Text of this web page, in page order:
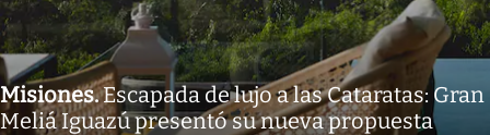
Misiones.Escapada de lujo a las Cataratas: Gran
Meliá Iguazú presentó su nueva propuesta